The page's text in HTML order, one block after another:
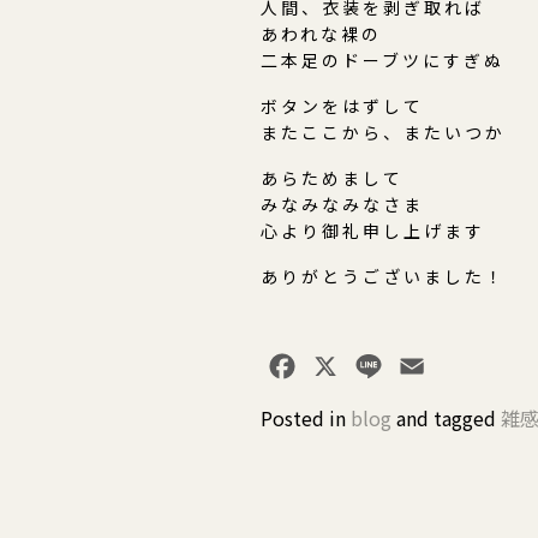
人間、衣装を剥ぎ取れば
あわれな裸の
二本足のドーブツにすぎぬ
ボタンをはずして
またここから、またいつか
あらためまして
みなみなみなさま
心より御礼申し上げます
ありがとうございました！
Facebook Line
Posted in blog and tagged 雑感